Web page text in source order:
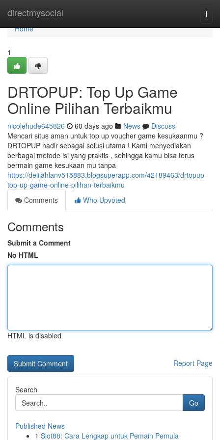
directmysocial
Home
Home
1
DRTOPUP: Top Up Game
Online Pilihan Terbaikmu
nicolehude645826 60 days ago News
Discuss
Mencari situs aman untuk top up voucher game kesukaanmu ?
DRTOPUP hadir sebagai solusi utama ! Kami menyediakan
berbagai metode isi yang praktis , sehingga kamu bisa terus
bermain game kesukaan mu tanpa
https://delilahlanv515883.blogsuperapp.com/42189463/drtopup-
top-up-game-online-pilihan-terbaikmu
Comments
Who Upvoted
Comments
Submit a Comment
No HTML
HTML is disabled
Report Page
Search
Go
Published News
1 Slot88: Cara Lengkap untuk Pemain Pemula